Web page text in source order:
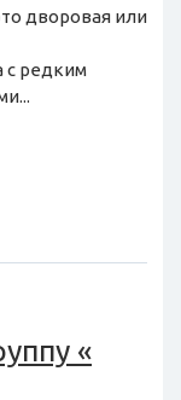
дворовая или
с редким
«